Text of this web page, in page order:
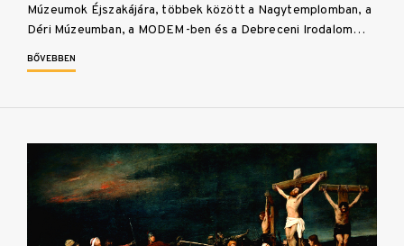
Múzeumok Éjszakájára, többek között a Nagytemplomban, a
Déri Múzeumban, a MODEM-ben és a Debreceni Irodalom…
BŐVEBBEN